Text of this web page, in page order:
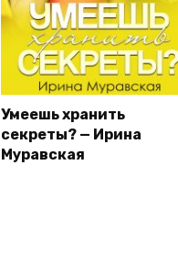
Умеешь хранить
секреты? — Ирина
Муравская